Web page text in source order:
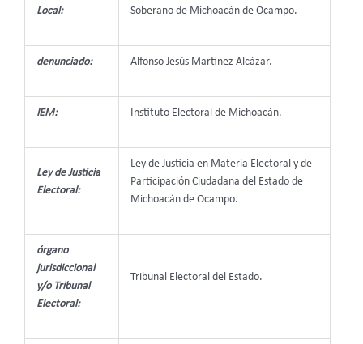
Local:
Soberano de Michoacán de Ocampo.
denunciado: Alfonso Jesús Martínez Alcázar.
IEM: Instituto Electoral de Michoacán.
Ley de Justicia
Electoral:
Ley de Justicia en Materia Electoral y de
Participación Ciudadana del Estado de
Michoacán de Ocampo.
órgano
jurisdiccional
y/o Tribunal
Electoral:
Tribunal Electoral del Estado.